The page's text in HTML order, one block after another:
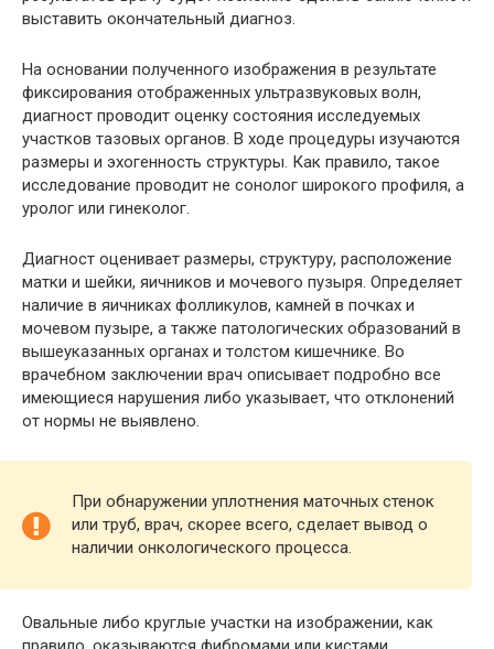
выставить окончательный диагноз.
На основании полученного изображения в результате
фиксирования отображенных ультразвуковых волн,
диагност проводит оценку состояния исследуемых
участков тазовых органов. В ходе процедуры изучаются
размеры и эхогенность структуры. Как правило, такое
исследование проводит не сонолог широкого профиля, а
уролог или гинеколог.
Диагност оценивает размеры, структуру, расположение
матки и шейки, яичников и мочевого пузыря. Определяет
наличие в яичниках фолликулов, камней в почках и
мочевом пузыре, а также патологических образований в
вышеуказанных органах и толстом кишечнике. Во
врачебном заключении врач описывает подробно все
имеющиеся нарушения либо указывает, что отклонений
от нормы не выявлено.
При обнаружении уплотнения маточных стенок
или труб, врач, скорее всего, сделает вывод о
наличии онкологического процесса.
Овальные либо круглые участки на изображении, как